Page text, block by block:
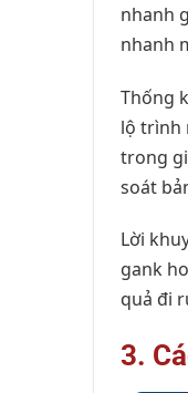
nhanh
nhanh
Thống
lộ trình
trong
soát
Lời
gank
quả đi
3.